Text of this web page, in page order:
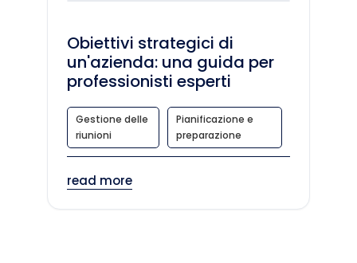
Obiettivi strategici di
un'azienda: una guida per
professionisti esperti
Gestione delle
riunioni
Pianificazione e
preparazione
read more